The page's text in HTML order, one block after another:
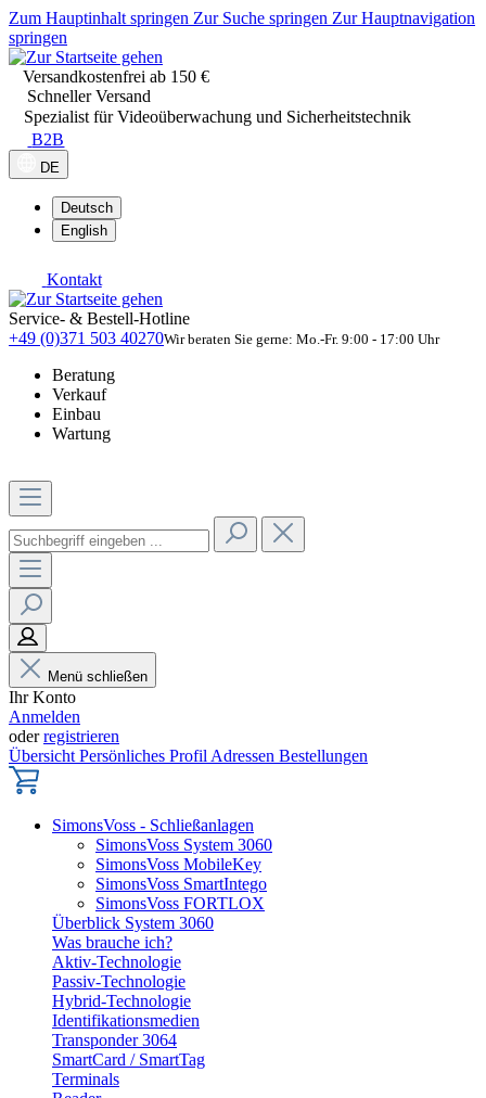
Zum Hauptinhalt springen Zur Suche springen Zur Hauptnavigation
springen
Versandkostenfrei ab 150 €
Schneller Versand
Spezialist für Videoüberwachung und Sicherheitstechnik
B2B
DE
Deutsch
English
Kontakt
Service- & Bestell-Hotline
+49 (0)371 503 40270Wir beraten Sie gerne: Mo.-Fr. 9:00 - 17:00 Uhr
Beratung
Verkauf
Einbau
Wartung
Menü schließen
Ihr Konto
Anmelden
oderregistrieren
Übersicht Persönliches Profil Adressen Bestellungen
SimonsVoss - Schließanlagen
SimonsVoss System 3060
SimonsVoss MobileKey
SimonsVoss SmartIntego
SimonsVoss FORTLOX
Überblick System 3060
Was brauche ich?
Aktiv-Technologie
Passiv-Technologie
Hybrid-Technologie
Identifikationsmedien
Transponder 3064
SmartCard / SmartTag
Terminals